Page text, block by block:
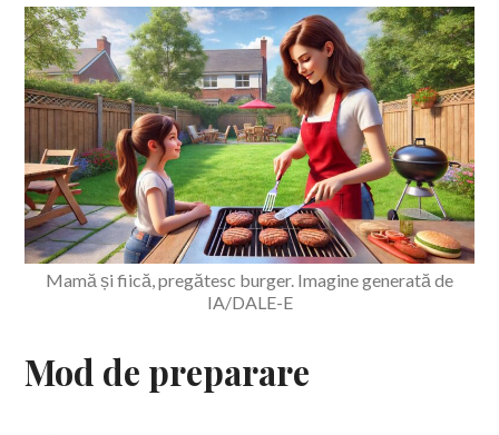
Mamă și fiică, pregătesc burger. Imagine generată de
IA/DALE-E
Mod de preparare